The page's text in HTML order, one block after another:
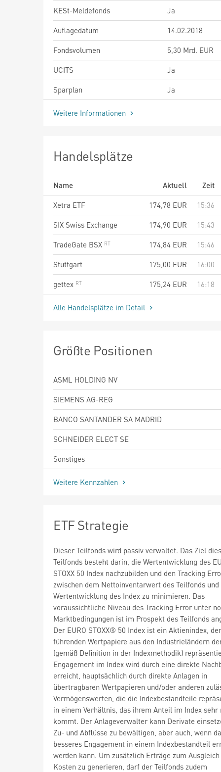
KESt-Meldefonds
Ja
Auflagedatum
14.02.2018
Fondsvolumen
5,30 Mrd. EUR
UCITS
Ja
Sparplan
Ja
Weitere Informationen
Handelsplätze
Name Aktuell
Zeit
Xetra ETF
174,78 EUR
15:36
SIX Swiss Exchange
174,90 EUR
15:43
TradeGate BSX
174,84 EUR
15:46
Stuttgart
175,00 EUR
16:00
gettex
175,24 EUR 16:18
Alle Handelsplätze im Detail
Größte Positionen
ASML HOLDING NV
SIEMENS AG-REG
BANCO SANTANDER SA MADRID
SCHNEIDER ELECT SE
Sonstiges
Weitere Kennzahlen
ETF Strategie
Dieser Teilfonds wird passiv verwaltet. Das Ziel
Teilfonds besteht darin, die Wertentwicklung des
STOXX 50 Index nachzubilden und den Tracking
zwischen dem Nettoinventarwert des Teilfonds
Wertentwicklung des Index zu minimieren. Das
voraussichtliche Niveau des Tracking Error unter
Marktbedingungen ist im Prospekt des Teilfonds
Der EURO STOXX® 50 Index ist ein Aktienindex,
führenden Wertpapiere aus den Industrieländern
(gemäß Definition in der Indexmethodik)
Engagement im Index wird durch eine direkte
erreicht, hauptsächlich durch direkte Anlagen in
übertragbaren Wertpapieren und/oder anderen
Vermögenswerten, die die Indexbestandteile
in einem Verhältnis, das ihrem Anteil im Index sehr
kommt. Der Anlageverwalter kann Derivate
Zu- und Abflüsse zu bewältigen, aber auch, wenn
besseres Engagement in einem Indexbestandteil
werden kann. Um zusätzlich Erträge zum
Kosten zu generieren, darf der Teilfonds zudem